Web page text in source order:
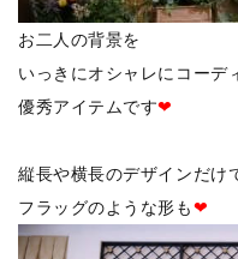
お二人の背景を
いっきにオシャレにコーデ
優秀アイテムです❤
縦長や横長のデザインだけ
フラッグのような形も❤